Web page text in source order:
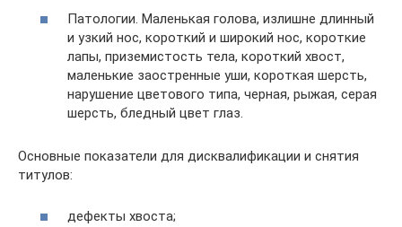
Патологии. Маленькая голова, излишне длинный
и узкий нос, короткий и широкий нос, короткие
лапы, приземистость тела, короткий хвост,
маленькие заостренные уши, короткая шерсть,
нарушение цветового типа, черная, рыжая, серая
шерсть, бледный цвет глаз.
Основные показатели для дисквалификации и снятия
титулов:
дефекты хвоста;